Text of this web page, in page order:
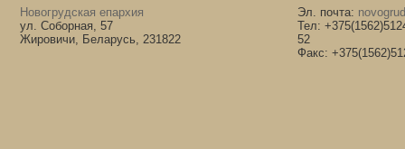
Новогрудская епархия
ул. Соборная, 57
Жировичи, Беларусь, 231822
Эл. почта:
Тел:
52
Факс: